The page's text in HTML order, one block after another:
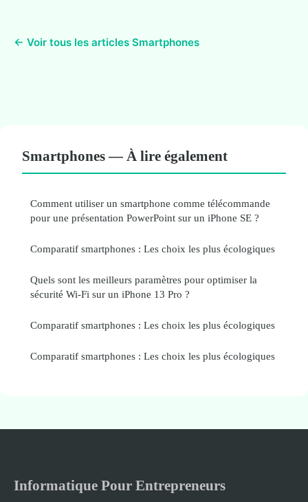
← Voir tous les articles Smartphones
Smartphones — À lire également
Comment utiliser un smartphone comme télécommande
pour une présentation PowerPoint sur un iPhone SE ?
Comparatif smartphones : Les choix les plus écologiques
Quels sont les meilleurs paramètres pour optimiser la
sécurité Wi-Fi sur un iPhone 13 Pro ?
Comparatif smartphones : Les choix les plus écologiques
Comparatif smartphones : Les choix les plus écologiques
Informatique Pour Entrepreneurs